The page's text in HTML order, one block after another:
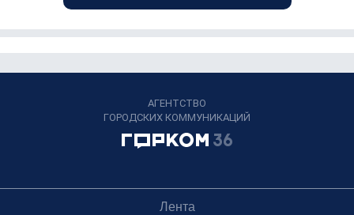
АГЕНТСТВО
ГОРОДСКИХ КОММУНИКАЦИЙ
Лента